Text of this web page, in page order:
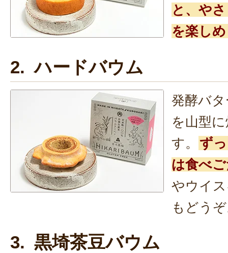
と、や
を楽し
2. ハードバウム
発酵バ
を山型
す。 ず
は食べ
やウイ
もどう
3. 黒埼茶豆バウム